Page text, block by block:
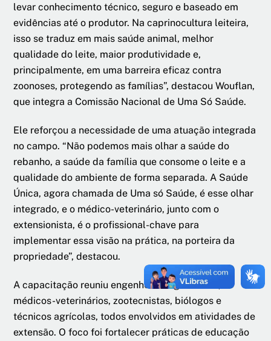
levar conhecimento técnico, seguro e baseado em
evidências até o produtor. Na caprinocultura leiteira,
isso se traduz em mais saúde animal, melhor
qualidade do leite, maior produtividade e,
principalmente, em uma barreira eficaz contra
zoonoses, protegendo as famílias”, destacou Wouflan,
que integra a Comissão Nacional de Uma Só Saúde.
Ele reforçou a necessidade de uma atuação integrada
no campo. “Não podemos mais olhar a saúde do
rebanho, a saúde da família que consome o leite e a
qualidade do ambiente de forma separada. A Saúde
Única, agora chamada de Uma só Saúde, é esse olhar
integrado, e o médico-veterinário, junto com o
extensionista, é o profissional-chave para
implementar essa visão na prática, na porteira da
propriedade”, destacou.
A capacitação reuniu engenheiros agrônomos,
médicos-veterinários, zootecnistas, biólogos e
técnicos agrícolas, todos envolvidos em atividades de
extensão. O foco foi fortalecer práticas de educação